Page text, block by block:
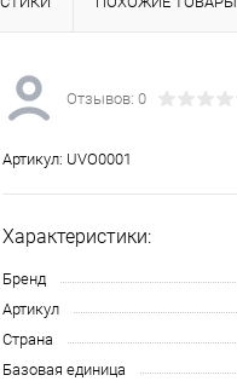
Отзывов: 0
Артикул: UVO0001
Характеристики:
Бренд
Артикул
Страна
Базовая единица